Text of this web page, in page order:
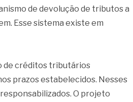
de devolução de tributos a
Esse sistema existe em
de créditos tributários
prazos estabelecidos. Nesses
O projeto